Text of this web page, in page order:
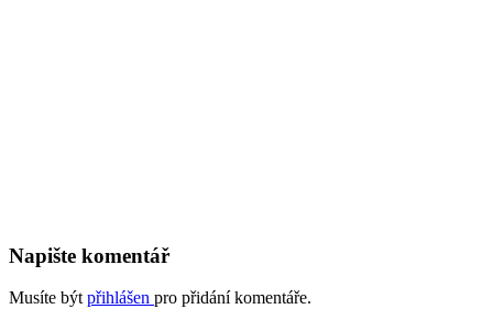
Napište komentář
Musíte být přihlášen pro přidání komentáře.